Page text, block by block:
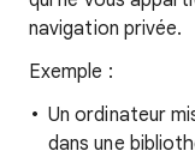
navigation privée.
Exemple :
Un ordinateur
dans une